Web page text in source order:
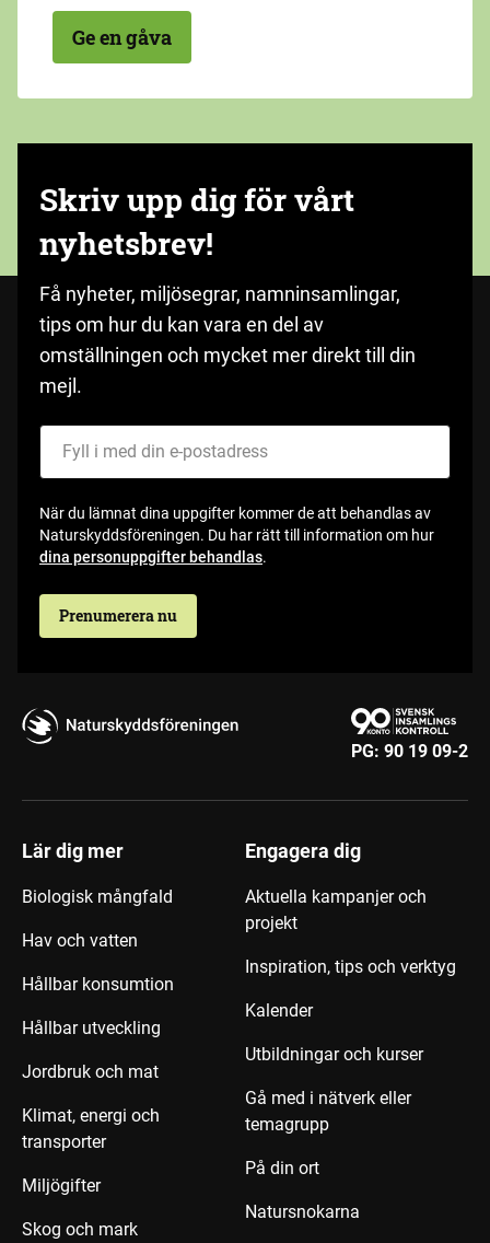
Ge en gåva
Skriv upp dig för vårt
nyhetsbrev!
Få nyheter, miljösegrar, namninsamlingar,
tips om hur du kan vara en del av
omställningen och mycket mer direkt till din
mejl.
När du lämnat dina uppgifter kommer de att behandlas av
Naturskyddsföreningen. Du har rätt till information om hur
dina personuppgifter behandlas.
Prenumerera nu
PG: 90 19 09-2
Lär dig mer
Biologisk mångfald
Hav och vatten
Hållbar konsumtion
Hållbar utveckling
Jordbruk och mat
Klimat, energi och
transporter
Miljögifter
Skog och mark
Engagera dig
Aktuella kampanjer och
projekt
Inspiration, tips och verktyg
Kalender
Utbildningar och kurser
Gå med i nätverk eller
temagrupp
På din ort
Natursnokarna